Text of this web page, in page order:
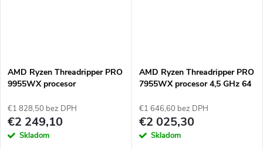
AMD Ryzen Threadripper PRO
9955WX procesor
€1 828,50 bez DPH
€2 249,10
Skladom
AMD Ryzen Threadripper PRO
7955WX procesor 4,5 GHz 64
€1 646,60 bez DPH
€2 025,30
Skladom